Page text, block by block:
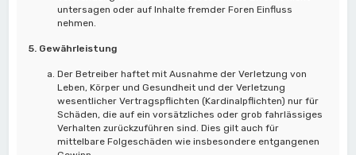
untersagen oder auf Inhalte fremder Foren Einfluss
nehmen.
5. Gewährleistung
Der Betreiber haftet mit Ausnahme der Verletzung von
Leben, Körper und Gesundheit und der Verletzung
wesentlicher Vertragspflichten (Kardinalpflichten) nur für
Schäden, die auf ein vorsätzliches oder grob fahrlässiges
Verhalten zurückzuführen sind. Dies gilt auch für
mittelbare Folgeschäden wie insbesondere entgangenen